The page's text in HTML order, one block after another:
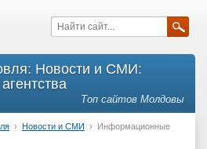
Новости и СМИ:
Топ сайтов Молдовы
› Новости и СМИ ›
Информационные